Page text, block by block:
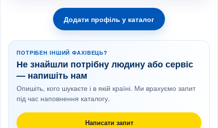
Додати профіль у каталог
ПОТРІБЕН ІНШИЙ ФАХІВЕЦЬ?
Не знайшли потрібну людину або сервіс
— напишіть нам
Опишіть, кого шукаєте і в якій країні. Ми врахуємо запит
під час наповнення каталогу.
Написати запит